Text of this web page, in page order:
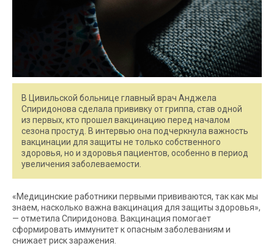
В Цивильской больнице главный врач Анджела
Спиридонова сделала прививку от гриппа, став одной
из первых, кто прошел вакцинацию перед началом
сезона простуд. В интервью она подчеркнула важность
вакцинации для защиты не только собственного
здоровья, но и здоровья пациентов, особенно в период
увеличения заболеваемости.
«Медицинские работники первыми прививаются, так как мы
знаем, насколько важна вакцинация для защиты здоровья»,
— отметила Спиридонова. Вакцинация помогает
сформировать иммунитет к опасным заболеваниям и
снижает риск заражения.